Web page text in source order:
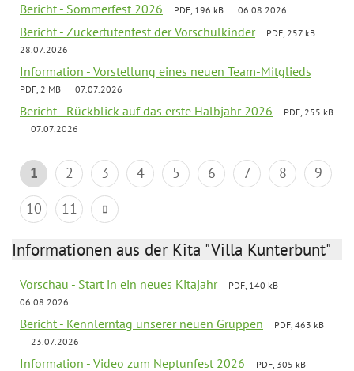
Bericht - Sommerfest 2026 PDF, 196 kB 06.08.2026
Bericht - Zuckertütenfest der Vorschulkinder
PDF, 257 kB
28.07.2026
Information - Vorstellung eines neuen Team-Mitglieds
PDF, 2 MB 07.07.2026
Bericht - Rückblick auf das erste Halbjahr 2026
PDF, 255 kB
07.07.2026
1 2 3 4 5 6 7 8
9
10
11
Informationen aus der Kita "Villa Kunterbunt"
Vorschau - Start in ein neues Kitajahr
PDF, 140 kB
06.08.2026
Bericht - Kennlerntag unserer neuen Gruppen
PDF, 463 kB
23.07.2026
Information - Video zum Neptunfest 2026 PDF, 305 kB